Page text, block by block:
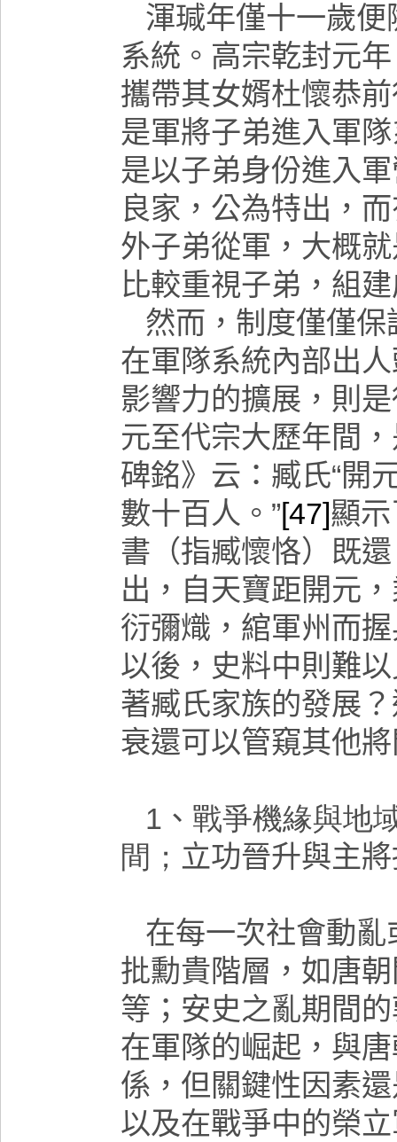
渾瑊年僅十一歲
系統。高宗乾封元
攜帶其女婿杜懷恭前
是軍將子弟進入軍
是以子弟身份進入
良家，公為特出，
外子弟從軍，大概
比較重視子弟，組
然而，制度僅僅
在軍隊系統內部出
影響力的擴展，則
元至代宗大歷年間
碑銘》云：臧氏“開
數十百人。”[47]顯
書（指臧懷恪）既
出，自天寶距開元
衍彌熾，綰軍州而
以後，史料中則難
著臧氏家族的發展
衰還可以管窺其他
1 、 戰爭機緣與地
間； 立功晉升與主
在每一次社會動
批勳貴階層，如唐
等；安史之亂期間
在軍隊的崛起，與
係，但關鍵性因素
以及在戰爭中的榮